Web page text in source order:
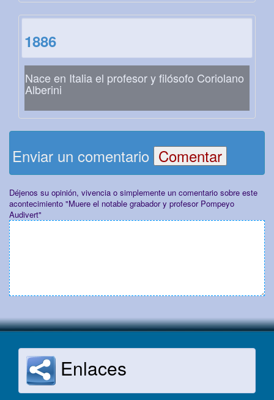
1886
Nace en Italia el profesor y filósofo Coriolano
Alberini
Enviar un comentario
Déjenos su opinión, vivencia o simplemente un comentario sobre este
acontecimiento "Muere el notable grabador y profesor Pompeyo
Audivert"
Enlaces